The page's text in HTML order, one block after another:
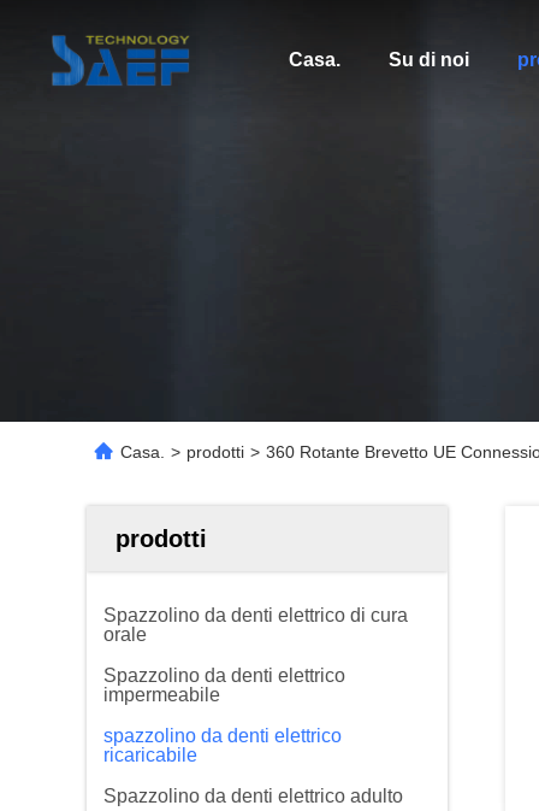
Casa. Su di noi
Casa. > prodotti > 360 Rotante Brevetto UE
prodotti
Spazzolino da denti elettrico di cura
orale
Spazzolino da denti elettrico
impermeabile
spazzolino da denti elettrico
ricaricabile
Spazzolino da denti elettrico adulto